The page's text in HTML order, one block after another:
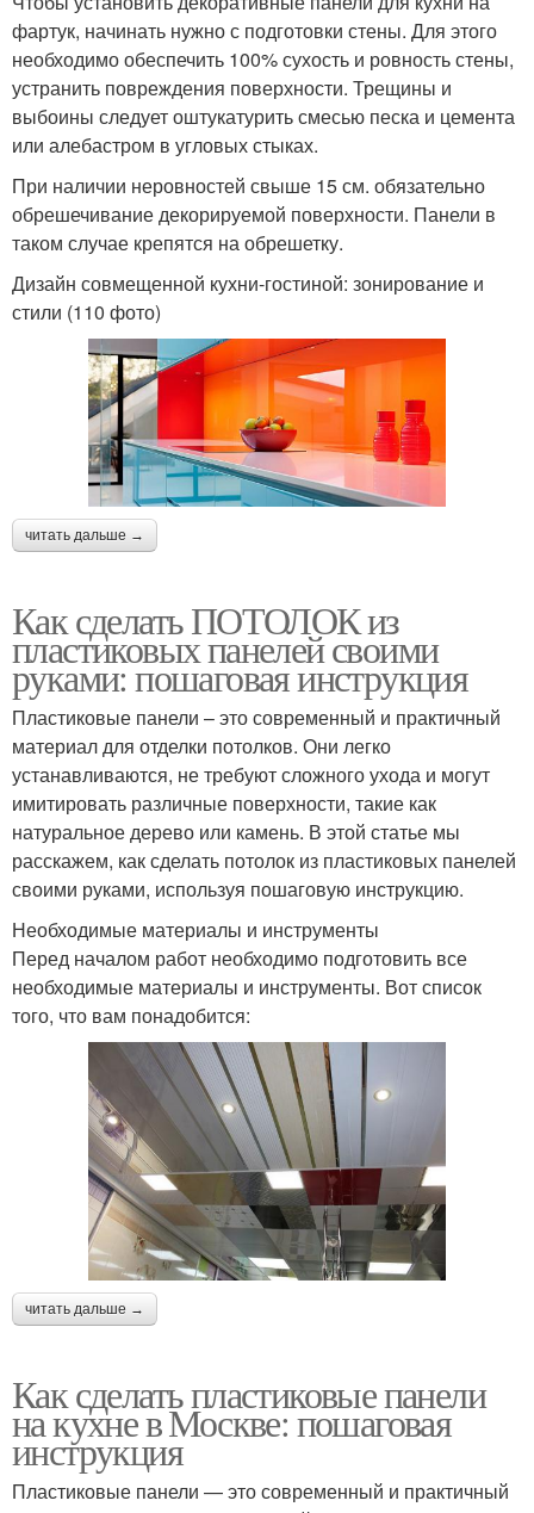
фартук, начинать нужно с подготовки стены. Для этого
необходимо обеспечить 100% сухость и ровность стены,
устранить повреждения поверхности. Трещины и
выбоины следует оштукатурить смесью песка и цемента
или алебастром в угловых стыках.
При наличии неровностей свыше 15 см. обязательно
обрешечивание декорируемой поверхности. Панели в
таком случае крепятся на обрешетку.
Дизайн совмещенной кухни-гостиной: зонирование и
стили (110 фото)
читать дальше →
Как сделать ПОТОЛОК из
пластиковых панелей своими
руками: пошаговая инструкция
Пластиковые панели – это современный и практичный
материал для отделки потолков. Они легко
устанавливаются, не требуют сложного ухода и могут
имитировать различные поверхности, такие как
натуральное дерево или камень. В этой статье мы
расскажем, как сделать потолок из пластиковых панелей
своими руками, используя пошаговую инструкцию.
Необходимые материалы и инструменты
Перед началом работ необходимо подготовить все
необходимые материалы и инструменты. Вот список
того, что вам понадобится:
читать дальше →
Как сделать пластиковые панели
на кухне в Москве: пошаговая
инструкция
Пластиковые панели — это современный и практичный